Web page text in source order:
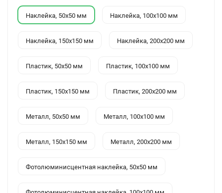
Наклейка, 50x50 мм Наклейка, 100x100 мм
Наклейка, 150x150 мм Наклейка, 200x200 мм
Пластик, 50x50 мм Пластик, 100x100 мм
Пластик, 150x150 мм Пластик, 200x200 мм
Металл, 50x50 мм Металл, 100x100 мм
Металл, 150x150 мм Металл, 200x200 мм
Фотолюминисцентная наклейка, 50x50 мм